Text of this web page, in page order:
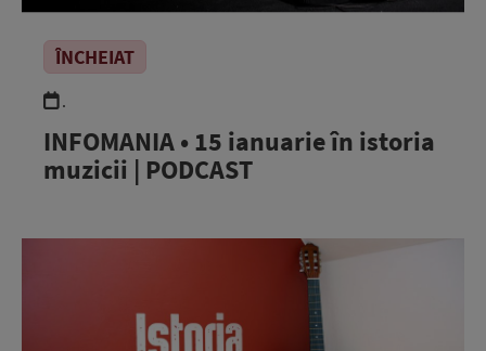
ÎNCHEIAT
.
INFOMANIA • 15 ianuarie în istoria
muzicii | PODCAST